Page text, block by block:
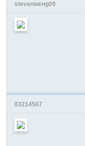
stevenweng09
03214567